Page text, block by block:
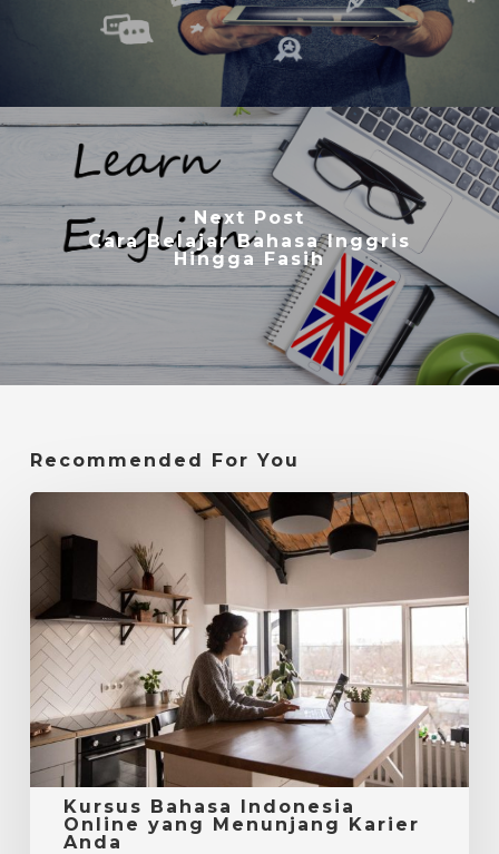
Next Post
Cara Belajar Bahasa Inggris
Hingga Fasih
Recommended For You
Bahasa
Indonesia
Online
yang
Menunjang
Karier
Anda
Kursus Bahasa Indonesia
Online yang Menunjang Karier
Anda